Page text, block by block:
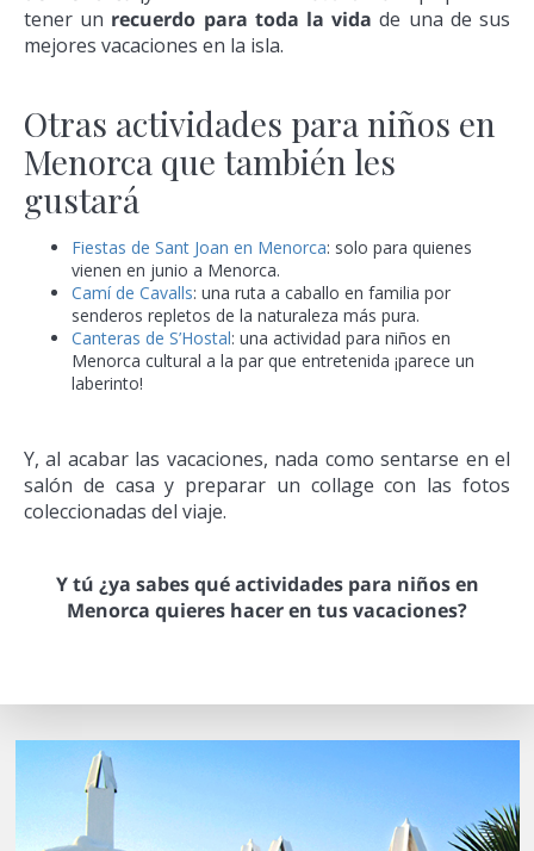
tener un recuerdo para toda la vida de una de sus
mejores vacaciones en la isla.
Otras actividades para niños en
Menorca que también les
gustará
Fiestas de Sant Joan en Menorca: solo para quienes
vienen en junio a Menorca.
Camí de Cavalls: una ruta a caballo en familia por
senderos repletos de la naturaleza más pura.
Canteras de S’Hostal: una actividad para niños en
Menorca cultural a la par que entretenida ¡parece un
laberinto!
Y, al acabar las vacaciones, nada como sentarse en el
salón de casa y preparar un collage con las fotos
coleccionadas del viaje.
Y tú ¿ya sabes qué actividades para niños en
Menorca quieres hacer en tus vacaciones?